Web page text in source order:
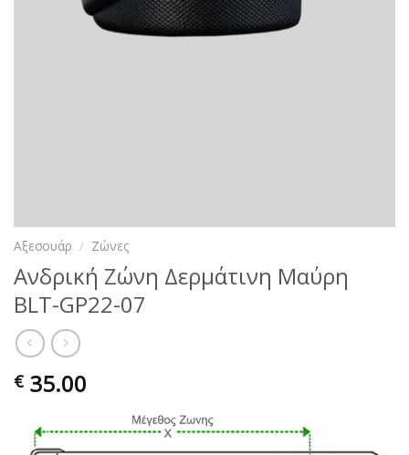
Αξεσουάρ / Ζώνες
Ανδρική Ζώνη Δερμάτινη Μαύρη
BLT-GP22-07
€ 35.00